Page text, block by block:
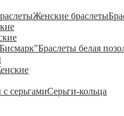
Женские браслеты
Браслеты белая
серьгамиСерьги-кольца